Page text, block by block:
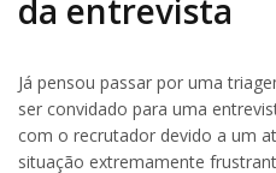
da entrevista
Já pensou passar por uma
ser convidado para uma
com o recrutador devido a um
situação extremamente